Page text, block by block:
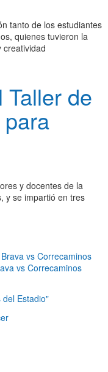
tanto de los estudiantes
quienes tuvieron la
creatividad
Taller de
y docentes de la
y se impartió en tres
vs Correcaminos
Estadio"